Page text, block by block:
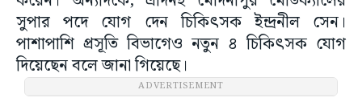
সুপার পদে যোগ দেন চিকিৎসক ইন্দ্রনীল সেন।
পাশাপাশি প্রসূতি বিভাগেও নতুন ৪ চিকিৎসক যোগ
দিয়েছেন বলে জানা গিয়েছে।
ADVERTISEMENT